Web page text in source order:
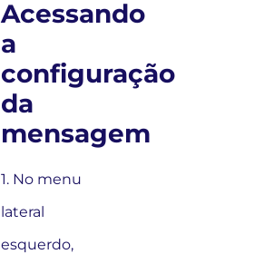
Acessando
a
configuração
da
mensagem
1. No menu
lateral
esquerdo,